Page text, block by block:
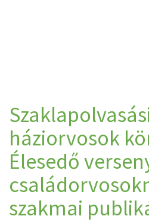
háziorvosok
Élesedő
szakmai